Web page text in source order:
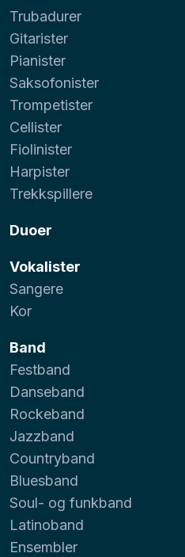
Trubadurer
Gitarister
Pianister
Saksofonister
Trompetister
Cellister
Fiolinister
Harpister
Trekkspillere
Duoer
Vokalister
Sangere
Kor
Band
Festband
Danseband
Rockeband
Jazzband
Countryband
Bluesband
Soul- og funkband
Latinoband
Ensembler